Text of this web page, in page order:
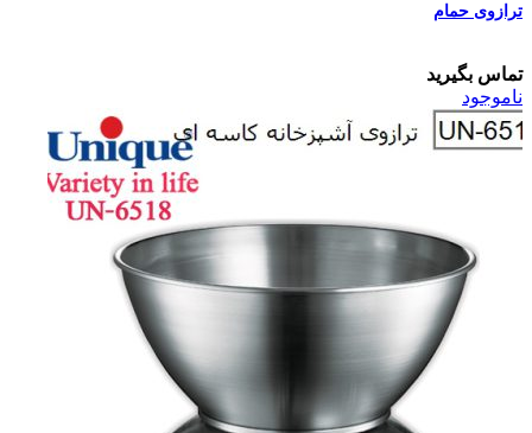
ترازوی حمام
تماس بگیرید
ناموجود